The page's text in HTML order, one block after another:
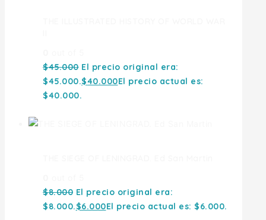
$45.000 El precio original era:
$45.000.$40.000El precio actual es:
$40.000.
$8.000 El precio original era:
$8.000.$6.000El precio actual es: $6.000.